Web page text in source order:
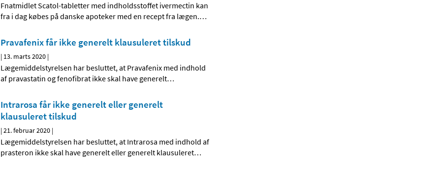
Fnatmidlet Scatol-tabletter med indholdsstoffet ivermectin kan
fra i dag købes på danske apoteker med en recept fra lægen.…
Pravafenix får ikke generelt klausuleret tilskud
| 13. marts 2020 |
Lægemiddelstyrelsen har besluttet, at Pravafenix med indhold
af pravastatin og fenofibrat ikke skal have generelt…
Intrarosa får ikke generelt eller generelt
klausuleret tilskud
|21. februar 2020 |
Lægemiddelstyrelsen har besluttet, at Intrarosa med indhold af
prasteron ikke skal have generelt eller generelt klausuleret…